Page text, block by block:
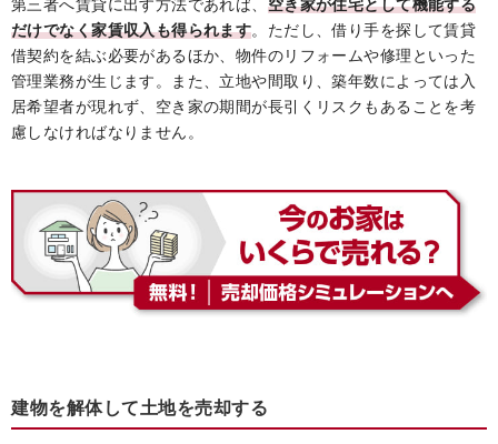
第三者へ賃貸に出す方法であれば、 空き家が住宅として機能する
だけでなく家賃収入も得られます。ただし、借り手を探して賃貸
借契約を結ぶ必要があるほか、物件のリフォームや修理といった
管理業務が生じます。また、立地や間取り、築年数によっては入
居希望者が現れず、空き家の期間が長引くリスクもあることを考
慮しなければなりません。
建物を解体して土地を売却する